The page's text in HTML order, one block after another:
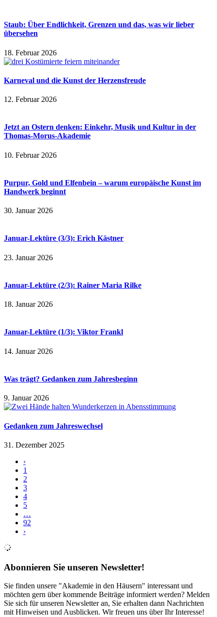
Staub: Über Endlichkeit, Grenzen und das, was wir lieber
übersehen
18. Februar 2026
Karneval und die Kunst der Herzensfreude
12. Februar 2026
Jetzt an Ostern denken: Einkehr, Musik und Kultur in der
Thomas-Morus-Akademie
10. Februar 2026
Purpur, Gold und Elfenbein – warum europäische Kunst im
Handwerk beginnt
30. Januar 2026
Januar-Lektüre (3/3): Erich Kästner
23. Januar 2026
Januar-Lektüre (2/3): Rainer Maria Rilke
18. Januar 2026
Januar-Lektüre (1/3): Viktor Frankl
14. Januar 2026
Was trägt? Gedanken zum Jahresbeginn
9. Januar 2026
Gedanken zum Jahreswechsel
31. Dezember 2025
‹
1
2
3
4
5
…
92
›
Abonnieren Sie unseren Newsletter!
Sie finden unsere "Akademie in den Häusern" interessant und
möchten gern über kommende Beiträge informiert werden? Melden
Sie sich für unseren Newsletter an, Sie erhalten dann Nachrichten
mit Hinweisen und Ausblicken. Wir freuen uns über Ihr Interesse!